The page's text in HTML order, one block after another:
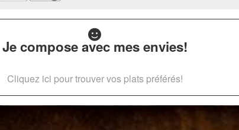
Je compose avec mes envies!
Cliquez ici pour trouver vos plats préférés!